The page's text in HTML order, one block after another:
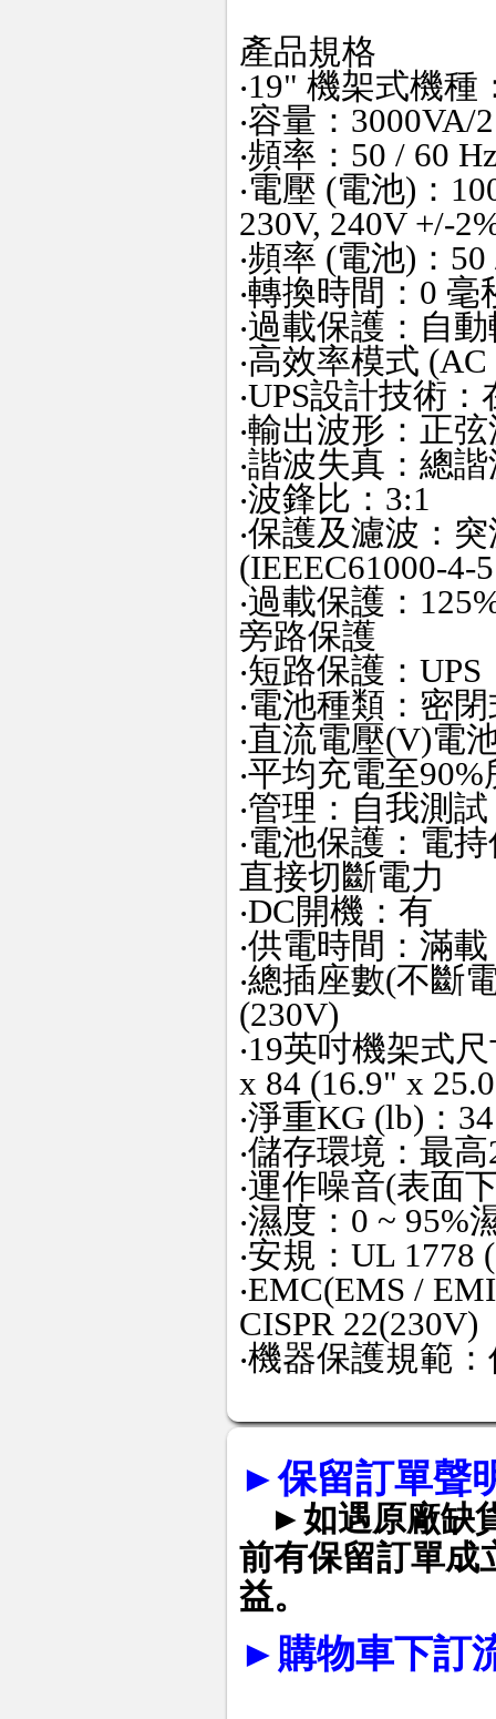
產品規格
‧19" 機架式機種
‧容量：3000VA/
‧頻率：50 / 60
‧電壓 (電池)：
230V, 240V +/-
‧頻率 (電池)：
‧轉換時間：0 毫
‧過載保護：自
‧高效率模式
‧UPS設計技術
‧輸出波形：正
‧諧波失真：總
‧波鋒比：3:1
‧保護及濾波：
(IEEEC61000-4-
‧過載保護：
旁路保護
‧短路保護：
‧電池種類：密
‧直流電壓(V)電
‧平均充電至
‧管理：自我測
‧電池保護：電
直接切斷電力
‧DC開機：有
‧供電時間：滿
‧總插座數(不斷
(230V)
‧19英吋機架式
x 84 (16.9" x
‧淨重KG (lb)：
‧儲存環境：最高
‧運作噪音(表面
‧濕度：0 ~ 95%
‧安規：UL 1778
‧EMC(EMS /
CISPR 22(230V)
‧機器保護規範
►保留訂單聲
►如遇原廠缺
前有保留訂單成
益。
► 購物車下訂